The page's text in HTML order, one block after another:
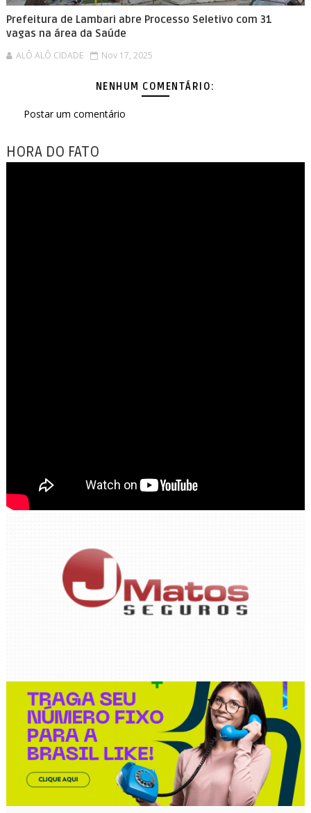
Prefeitura de Lambari abre Processo Seletivo com 31
vagas na área da Saúde
ALÔ ALÔ CIDADE Nov 17, 2025
NENHUM COMENTÁRIO:
Postar um comentário
HORA DO FATO